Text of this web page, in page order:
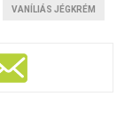
VANÍLIÁS JÉGKRÉM